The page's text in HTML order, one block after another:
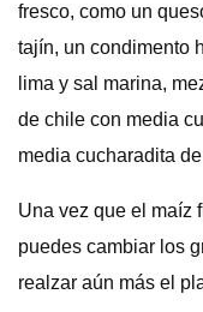
fresco, como un
tajín, un condimento
lima y sal marina,
de chile con media
media cucharadita
Una vez que el maíz
puedes cambiar los
realzar aún más el